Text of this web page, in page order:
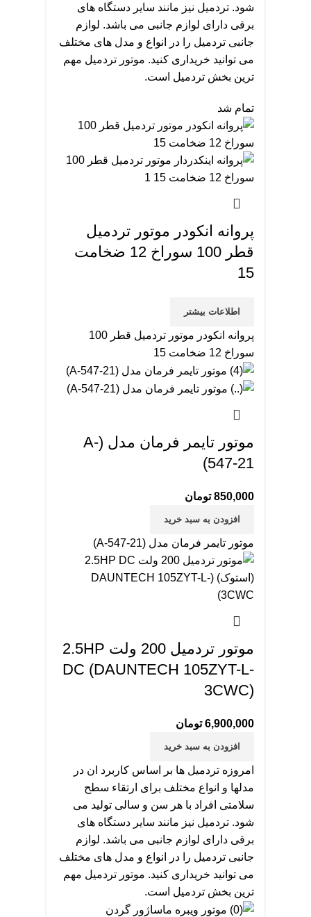
شود. تردمیل نیز مانند سایر دستگاه های
برقی دارای لوازم جانبی می باشد. لوازم
جانبی تردمیل را در انواع و مدل های مختلف
می توانید خریداری کنید. موتور تردمیل مهم
ترین بخش تردمیل است.
تمام شد
پروانه انکودر موتور تردمیل
قطر 100 سوراخ 12 ضخامت
15
اطلاعات بیشتر
پروانه انکودر موتور تردمیل قطر 100
سوراخ 12 ضخامت 15
موتور تایمر فرمان مدل (A-
547-21)
850,000 تومان
افزودن به سبد خرید
موتور تایمر فرمان مدل (A-547-21)
موتور تردمیل 200 ولت 2.5HP
DC (DAUNTECH 105ZYT-L-
3CWC)
6,900,000 تومان
افزودن به سبد خرید
امروزه تردمیل ها بر اساس کاربرد ان در
مدلها و انواع مختلف برای ارتقاء سطح
سلامتی افراد با هر سن و سالی تولید می
شود. تردمیل نیز مانند سایر دستگاه های
برقی دارای لوازم جانبی می باشد. لوازم
جانبی تردمیل را در انواع و مدل های مختلف
می توانید خریداری کنید. موتور تردمیل مهم
ترین بخش تردمیل است.